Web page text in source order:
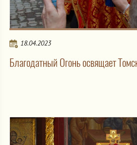
18.04.2023
Благодатный Огонь освящает